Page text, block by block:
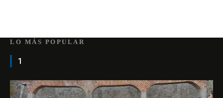
LO MÁS POPULAR
1